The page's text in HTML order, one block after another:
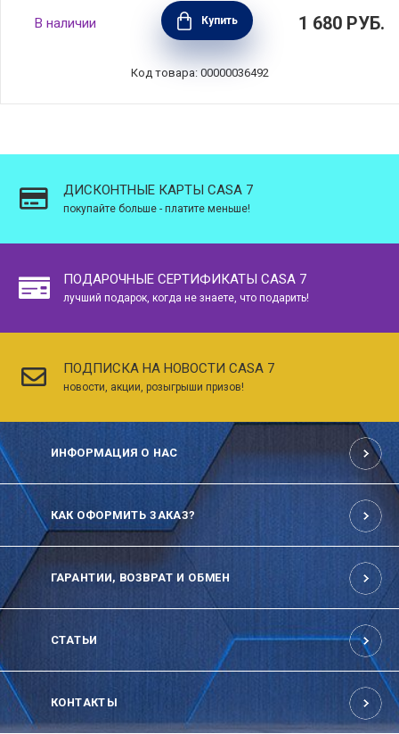
Термобутылка объем 750 мл, цвет черный,
нержавеющая сталь, Diller, D9578-750_black
В наличии Купить 1 680 РУБ.
Код товара: 00000036492
ДИСКОНТНЫЕ КАРТЫ CASA 7
покупайте больше - платите меньше!
ПОДАРОЧНЫЕ СЕРТИФИКАТЫ CASA 7
лучший подарок, когда не знаете, что подарить!
ПОДПИСКА НА НОВОСТИ CASA 7
новости, акции, розыгрыши призов!
ИНФОРМАЦИЯ О НАС
КАК ОФОРМИТЬ ЗАКАЗ?
ГАРАНТИИ, ВОЗВРАТ И ОБМЕН
СТАТЬИ
КОНТАКТЫ